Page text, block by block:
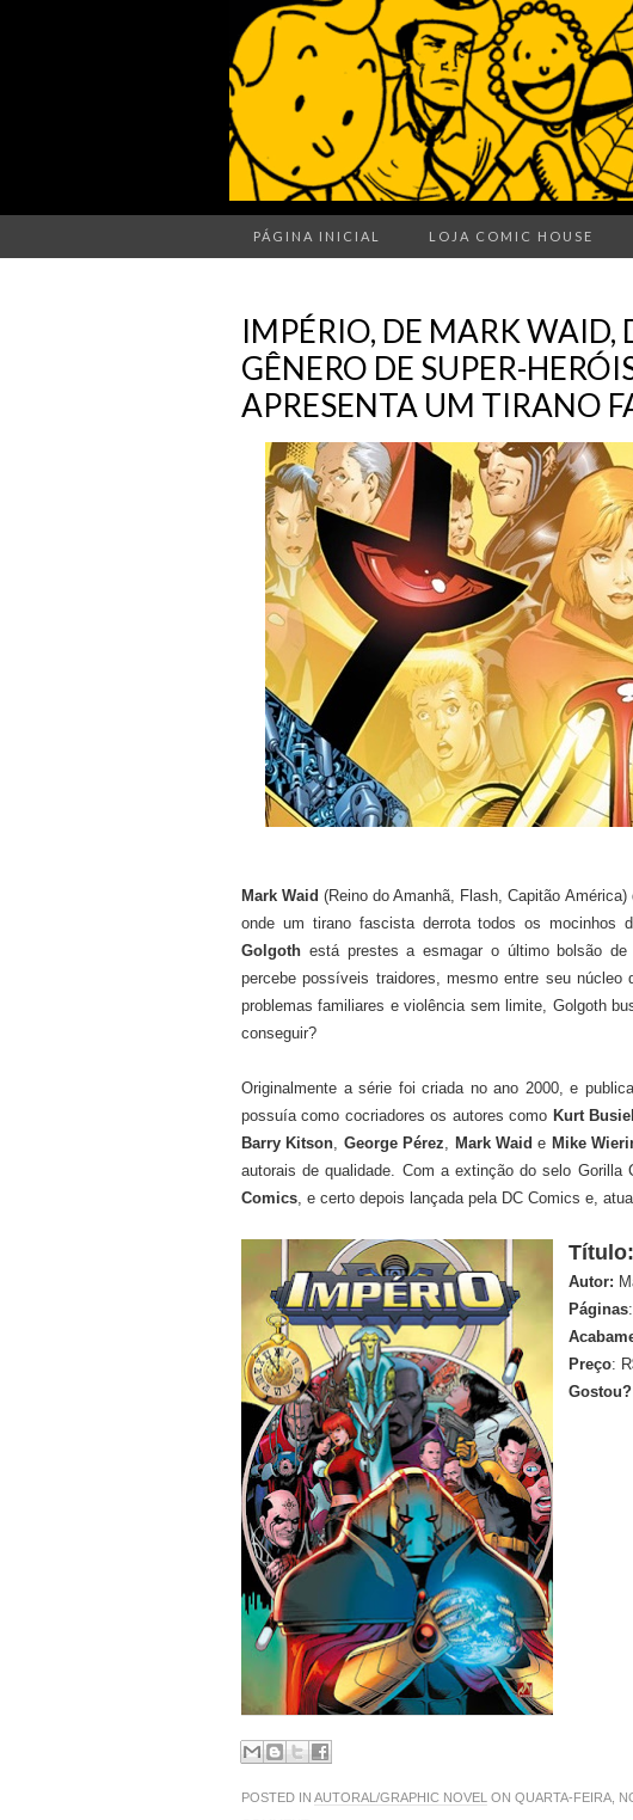
PÁGINA INICIAL LOJA COMIC HOUSE
IMPÉRIO, DE MARK WAID,
GÊNERO DE SUPER-
APRESENTA UM TIRANO
Mark Waid (Reino do Amanhã, Flash, Capitão
onde um tirano fascista derrota todos os
Golgoth está prestes a esmagar o último bolsão
percebe possíveis traidores, mesmo entre seu
problemas familiares e violência sem limite, Golgoth
conseguir?
Originalmente a série foi criada no ano 2000, e
possuía como cocriadores os autores como Kurt
Barry Kitson, George Pérez, Mark Waid e Mike
autorais de qualidade. Com a extinção do selo
Comics, e certo depois lançada pela DC Comics e,
Autor:
Páginas
Preço:
Gostou?
POSTED IN AUTORAL/GRAPHIC NOVEL ON QUARTA-FEIRA,